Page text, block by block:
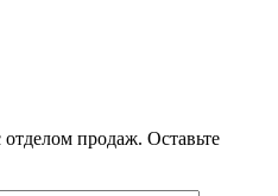
отделом продаж. Оставьте